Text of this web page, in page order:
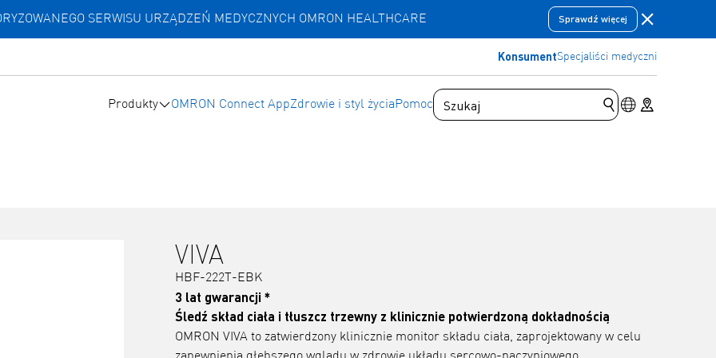
SERWISU URZĄDZEŃ MEDYCZNYCH OMRON HEALTHCARE Sprawdź więcej Zamknij
KonsumentSpecjaliści medyczni
Produkty OMRON Connect AppZdrowie i styl życiaPomoc
Prześlij zapytanie
Przełącznik
Store locator
VIVA
HBF-222T-EBK
3 lat gwarancji *
Śledź skład ciała i tłuszcz trzewny z klinicznie potwierdzoną dokładnością
OMRON VIVA to zatwierdzony klinicznie monitor składu ciała, zaprojektowany w celu